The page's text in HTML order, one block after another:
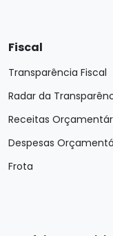
Fiscal
Transparência Fiscal
Radar da
Receitas
Despesas
Frota